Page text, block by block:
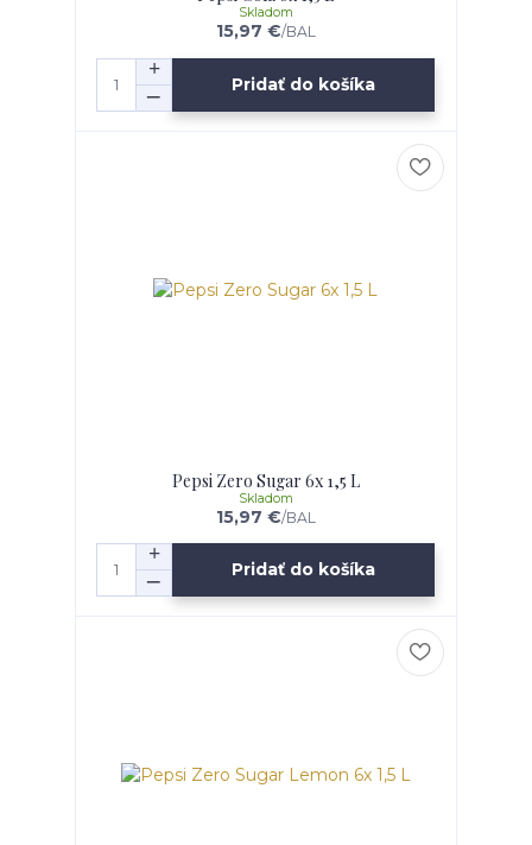
15,97 €/BAL
Skladom
Pridať do košíka
Pepsi Zero Sugar 6x 1,5 L
15,97 €/BAL
Skladom
Pridať do košíka